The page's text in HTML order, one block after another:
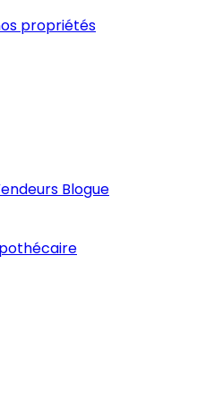
propriétés
Blogue